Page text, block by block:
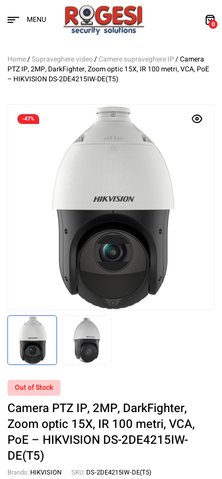
MENU 0
Home/Supraveghere video/Camere supraveghere IP/ Camera
PTZ IP, 2MP, DarkFighter, Zoom optic 15X, IR 100 metri, VCA, PoE
– HIKVISION DS-2DE4215IW-DE(T5)
-47%
Out of Stock
Camera PTZ IP, 2MP, DarkFighter,
Zoom optic 15X, IR 100 metri, VCA,
PoE – HIKVISION DS-2DE4215IW-
DE(T5)
Brands: HIKVISION SKU: DS-2DE4215IW-DE(T5)